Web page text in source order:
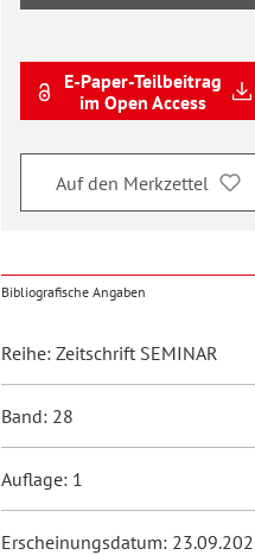
E-Paper-Teilbeitrag
im Open Access
Auf den Merkzettel
Bibliografische Angaben
Reihe: Zeitschrift SEMINAR
Band: 28
Auflage: 1
Erscheinungsdatum: